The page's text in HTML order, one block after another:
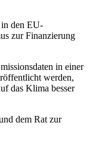
den EU-
zur Finanzierung
in einer
werden,
das Klima besser
dem Rat zur